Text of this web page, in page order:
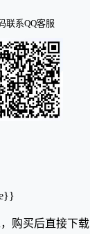
联系QQ客服
购买后直接下载